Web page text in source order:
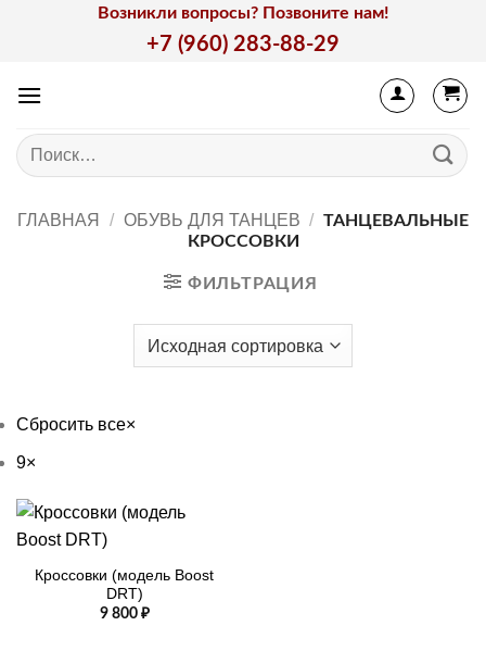
Возникли вопросы? Позвоните нам!
+7 (960) 283-88-29
Искать:
ГЛАВНАЯ / ОБУВЬ ДЛЯ ТАНЦЕВ / ТАНЦЕВАЛЬНЫЕ
КРОССОВКИ
ФИЛЬТРАЦИЯ
Сбросить все×
9×
Кроссовки (модель Boost
DRT)
9 800 ₽